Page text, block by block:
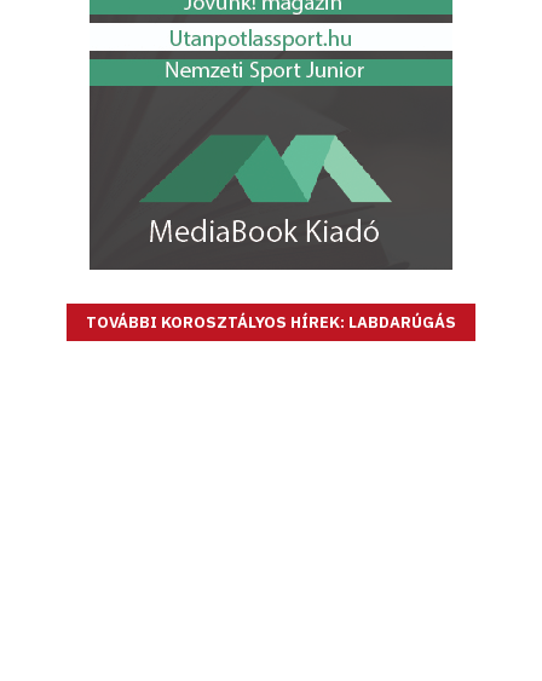
TOVÁBBI KOROSZTÁLYOS HÍREK: LABDARÚGÁS